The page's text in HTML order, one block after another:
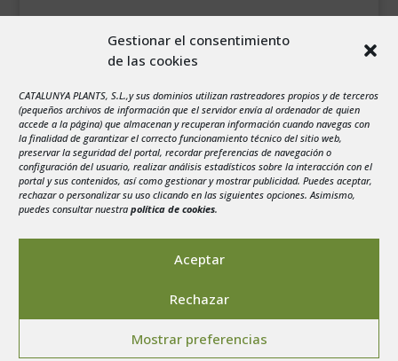
Gestionar el consentimiento
de las cookies
CATALUNYA PLANTS, S.L.,y sus dominios utilizan rastreadores propios y de terceros
(pequeños archivos de información que el servidor envía al ordenador de quien
accede a la página) que almacenan y recuperan información cuando navegas con
la finalidad de garantizar el correcto funcionamiento técnico del sitio web,
preservar la seguridad del portal, recordar preferencias de navegación o
configuración del usuario, realizar análisis estadísticos sobre la interacción con el
portal y sus contenidos, así como gestionar y mostrar publicidad. Puedes aceptar,
rechazar o personalizar su uso clicando en las siguientes opciones. Asimismo,
puedes consultar nuestra política de cookies.
Aceptar
Rechazar
Mostrar preferencias
X J V S
3
4 5 6 7 8
9
10
11 12 13 14 15
16
17
18 19 20 21 22
23
24
25 26 27 28 29
30
31
Política de privacidad